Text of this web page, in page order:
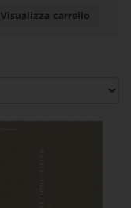
Visualizza carrello